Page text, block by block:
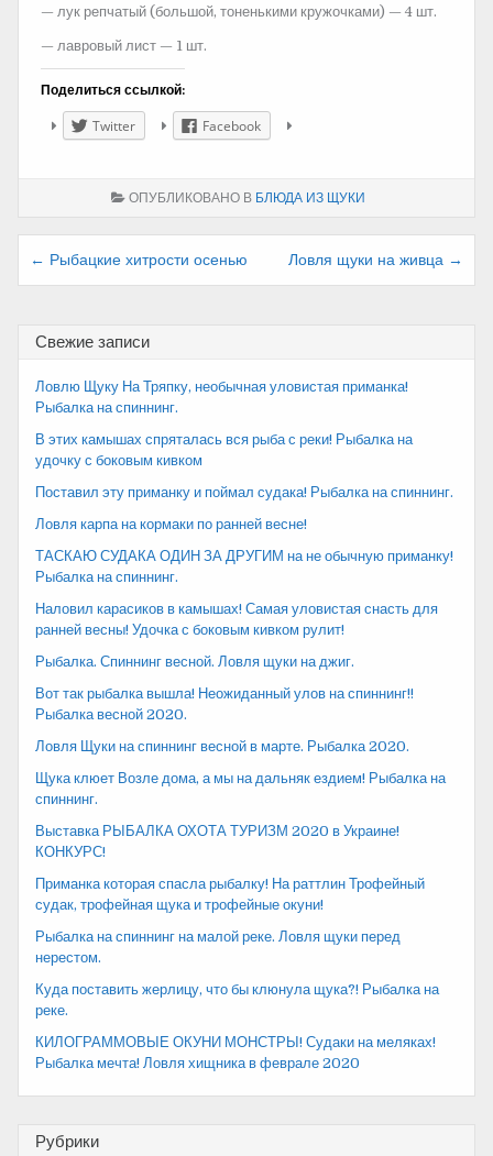
— лук репчатый (большой, тоненькими кружочками) — 4 шт.
— лавровый лист — 1 шт.
Поделиться ссылкой:
Twitter Facebook
ОПУБЛИКОВАНО В БЛЮДА ИЗ ЩУКИ
Навигация
записям
← Рыбацкие хитрости осенью Ловля щуки на живца →
Свежие записи
Ловлю Щуку На Тряпку, необычная уловистая приманка!
Рыбалка на спиннинг.
В этих камышах спряталась вся рыба с реки! Рыбалка на
удочку с боковым кивком
Поставил эту приманку и поймал судака! Рыбалка на спиннинг.
Ловля карпа на кормаки по ранней весне!
ТАСКАЮ СУДАКА ОДИН ЗА ДРУГИМ на не обычную приманку!
Рыбалка на спиннинг.
Наловил карасиков в камышах! Самая уловистая снасть для
ранней весны! Удочка с боковым кивком рулит!
Рыбалка. Спиннинг весной. Ловля щуки на джиг.
Вот так рыбалка вышла! Неожиданный улов на спиннинг!!
Рыбалка весной 2020.
Ловля Щуки на спиннинг весной в марте. Рыбалка 2020.
Щука клюет Возле дома, а мы на дальняк ездием! Рыбалка на
спиннинг.
Выставка РЫБАЛКА ОХОТА ТУРИЗМ 2020 в Украине!
КОНКУРС!
Приманка которая спасла рыбалку! На раттлин Трофейный
судак, трофейная щука и трофейные окуни!
Рыбалка на спиннинг на малой реке. Ловля щуки перед
нерестом.
Куда поставить жерлицу, что бы клюнула щука?! Рыбалка на
реке.
КИЛОГРАММОВЫЕ ОКУНИ МОНСТРЫ! Судаки на меляках!
Рыбалка мечта! Ловля хищника в феврале 2020
Рубрики